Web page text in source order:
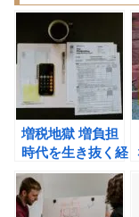
増税地獄 増負担
時代を生き抜く経
済学 (森永卓郎)
の書評